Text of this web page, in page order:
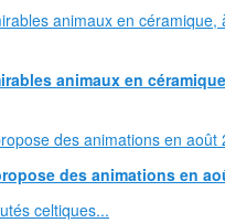
animaux en
des animations en